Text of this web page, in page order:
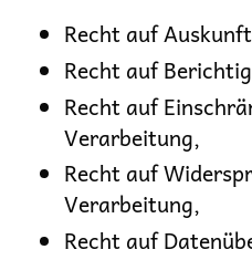
Recht auf
Recht auf
Recht auf
Verarbeitung,
Recht auf
Verarbeitung,
Recht auf